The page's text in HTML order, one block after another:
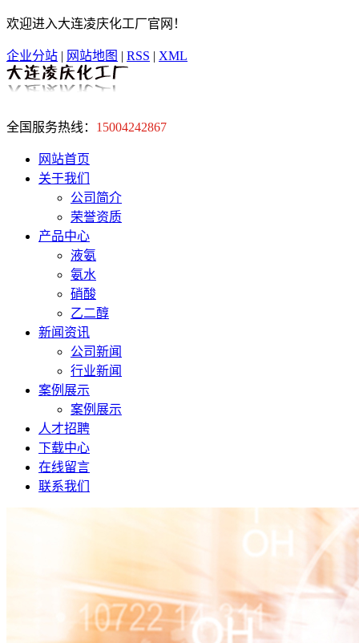
欢迎进入大连凌庆化工厂官网！
企业分站 | 网站地图 | RSS | XML
全国服务热线： 15004242867
网站首页
关于我们
公司简介
荣誉资质
产品中心
液氨
氨水
硝酸
乙二醇
新闻资讯
公司新闻
行业新闻
案例展示
案例展示
人才招聘
下载中心
在线留言
联系我们